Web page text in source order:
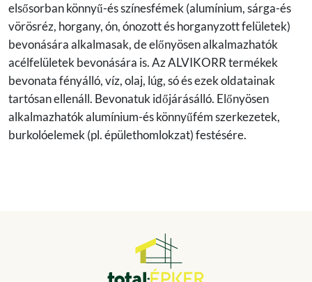
elsősorban könnyű-és színesfémek (alumínium, sárga-és
vörösréz, horgany, ón, ónozott és horganyzott felületek)
bevonására alkalmasak, de előnyösen alkalmazhatók
acélfelületek bevonására is. Az ALVIKORR termékek
bevonata fényálló, víz, olaj, lúg, só és ezek oldatainak
tartósan ellenáll. Bevonatuk időjárásálló. Előnyösen
alkalmazhatók alumínium-és könnyűfém szerkezetek,
burkolóelemek (pl. épülethomlokzat) festésére.